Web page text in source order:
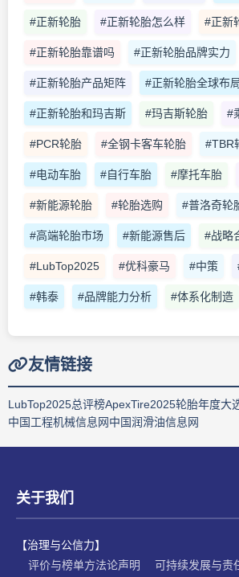
#正新轮胎 #正新轮胎怎么样 #正新
#正新轮胎靠谱吗 #正新轮胎品牌实力
#正新轮胎产品矩阵 #正新轮胎全球布
#正新轮胎和玛吉斯 #玛吉斯轮胎 #
#PCR轮胎 #全钢卡客车轮胎 #TBR
#电动车胎 #自行车胎 #摩托车胎
#新能源轮胎 #轮胎选购 #普洛奇轮
#高端轮胎市场 #新能源售后 #战略
#LubTop2025 #优科豪马 #中策
#韩泰 #品牌能力分析 #体系化制造
友情链接
LubTop2025总评榜ApexTire2025轮胎年度大
中国工程机械信息网中国润滑油信息网
关于我们
【治理与公信力】
评价与榜单方法论声明
可持续发展与责